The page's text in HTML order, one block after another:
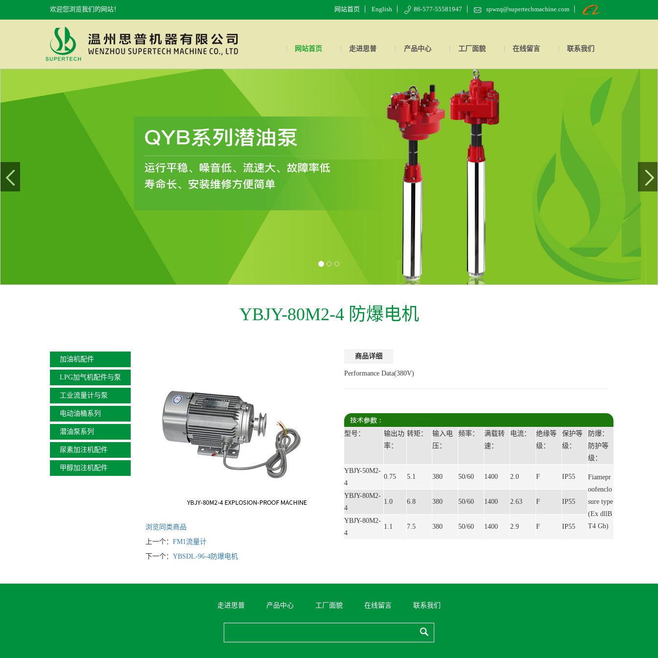
欢迎您浏览我们的网站！ 网站首页 English 86-577-55581947 spwzq@supertechmachine.com
网站首页 走进思普 产品中心 工厂面貌 在线留言 联系我们
YBJY-80M2-4 防爆电机
加油机配件
LPG加气机配件与泵
工业流量计与泵
电动油桶系列
潜油泵系列
尿素加注机配件
甲醇加注机配件
浏览同类商品
上一个： FM1流量计
下一个： YBSDL-96-4防爆电机
商品详细
Performance Data(380V)
型号：
输出功
率：
转矩：
输入电
压：
频率：
满载转
速：
电流：
绝缘等
级：
保护等
级：
防爆：
防护等
级：
YBJY-50M2-
4
0.75 5.1 380 50/60 1400 2.0 F IP55
Fiamepr
oofenclo
sure type
(Ex dllB
T4 Gb)
YBJY-80M2-
4
1.0 6.8 380 50/60 1400 2.63 F IP55
YBJY-80M2-
4
1.1 7.5 380 50/60 1400 2.9 F IP55
走进思普 产品中心 工厂面貌 在线留言 联系我们